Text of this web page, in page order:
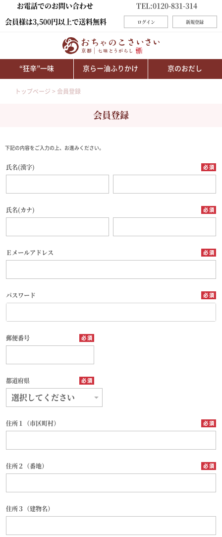
お電話でのお問い合わせ
TEL:0120-831-314
会員様は3,500円以上で送料無料
ログイン 新規登録
“狂辛”一味 京らー油ふりかけ 京のおだし
トップページ 会員登録
会員登録
下記の内容をご入力の上、お進みください。
氏名(漢字)
氏名(カナ)
Ｅメールアドレス
パスワード
郵便番号
都道府県
住所１（市区町村）
住所２（番地）
住所３（建物名）